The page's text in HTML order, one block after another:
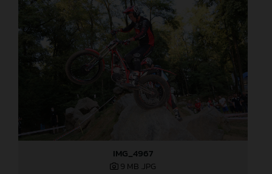
IMG_4967
9 MB .JPG